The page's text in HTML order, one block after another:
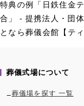
特典の例「日鉄住金
合」 - 提携法人・団
となら葬儀会館【ティ
葬儀式場について
葬儀場を探す 一覧